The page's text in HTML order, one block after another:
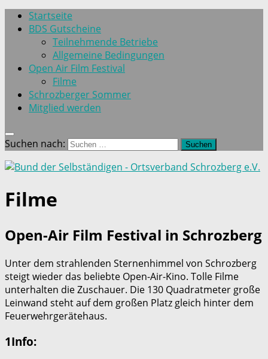
Startseite
BDS Gutscheine
Teilnehmende Betriebe
Allgemeine Bedingungen
Open Air Film Festival
Filme
Schrozberger Sommer
Mitglied werden
Suchen nach:
Filme
Open-Air Film Festival in Schrozberg
Unter dem strahlenden Sternenhimmel von Schrozberg
steigt wieder das beliebte Open-Air-Kino. Tolle Filme
unterhalten die Zuschauer. Die 130 Quadratmeter große
Leinwand steht auf dem großen Platz gleich hinter dem
Feuerwehrgerätehaus.
1Info: